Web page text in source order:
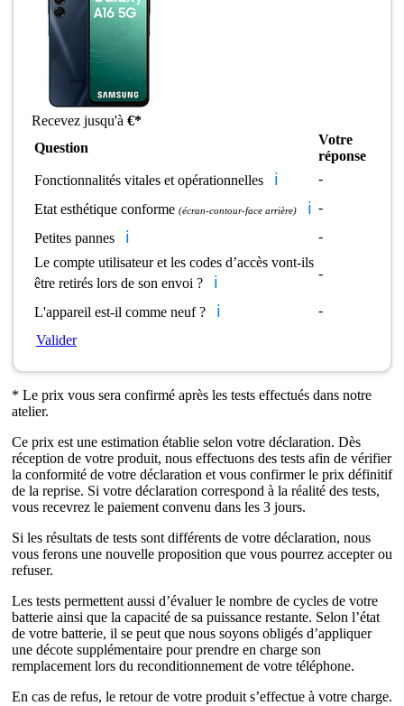
Recevez jusqu'à €*
Question
Votre
réponse
Fonctionnalités vitales et opérationnelles
ℹ️
-
Etat esthétique conforme (écran-contour-face arrière) ℹ️ -
Petites pannes
ℹ️
-
Le compte utilisateur et les codes d’accès vont-ils
être retirés lors de son envoi ?
ℹ️
-
L'appareil est-il comme neuf ? ℹ️
-
Valider
* Le prix vous sera confirmé après les tests effectués dans notre
atelier.
Ce prix est une estimation établie selon votre déclaration. Dès
réception de votre produit, nous effectuons des tests afin de vérifier
la conformité de votre déclaration et vous confirmer le prix définitif
de la reprise. Si votre déclaration correspond à la réalité des tests,
vous recevrez le paiement convenu dans les 3 jours.
Si les résultats de tests sont différents de votre déclaration, nous
vous ferons une nouvelle proposition que vous pourrez accepter ou
refuser.
Les tests permettent aussi d’évaluer le nombre de cycles de votre
batterie ainsi que la capacité de sa puissance restante. Selon l’état
de votre batterie, il se peut que nous soyons obligés d’appliquer
une décote supplémentaire pour prendre en charge son
remplacement lors du reconditionnement de votre téléphone.
En cas de refus, le retour de votre produit s’effectue à votre charge.